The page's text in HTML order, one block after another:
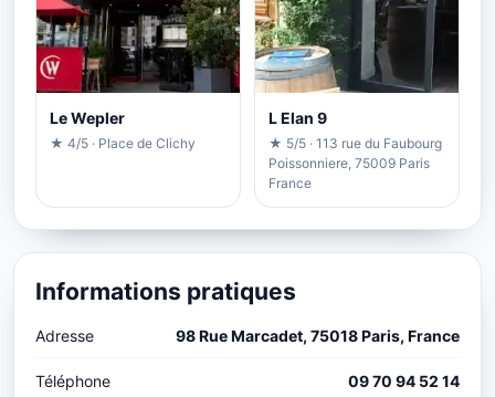
Le Wepler
★ 4/5 · Place de Clichy
L Elan 9
★ 5/5 · 113 rue du Faubourg
Poissonniere, 75009 Paris
France
Informations pratiques
Adresse 98 Rue Marcadet, 75018 Paris, France
Téléphone 09 70 94 52 14